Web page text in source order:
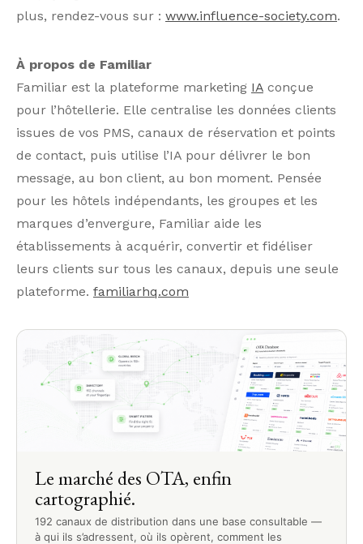
plus, rendez-vous sur : www.influence-society.com.
À propos de Familiar
Familiar est la plateforme marketing IA conçue
pour l’hôtellerie. Elle centralise les données clients
issues de vos PMS, canaux de réservation et points
de contact, puis utilise l’IA pour délivrer le bon
message, au bon client, au bon moment. Pensée
pour les hôtels indépendants, les groupes et les
marques d’envergure, Familiar aide les
établissements à acquérir, convertir et fidéliser
leurs clients sur tous les canaux, depuis une seule
plateforme. familiarhq.com
Le marché des OTA, enfin
cartographié.
192 canaux de distribution dans une base consultable —
à qui ils s’adressent, où ils opèrent, comment les